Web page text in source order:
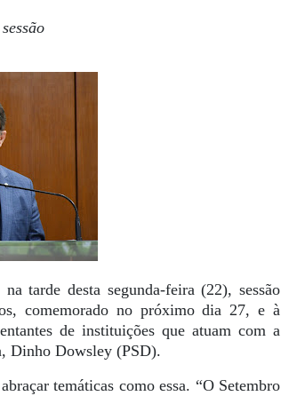
tarde desta segunda-feira (22), sessão
comemorado no próximo dia 27, e à
de instituições que atuam com a
Dinho Dowsley (PSD).
temáticas como essa. “O Setembro